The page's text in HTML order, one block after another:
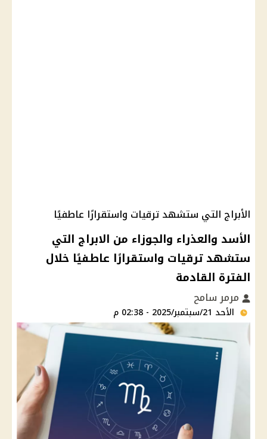
الأبراج التي ستشهد ترقيات واستقرارًا عاطفيًا
الأسد والعذراء والجوزاء من الابراج التي
ستشهد ترقيات واستقرارًا عاطفيًا خلال
الفترة القادمة
مرمر سامح
الأحد 21/سبتمبر/2025 - 02:38 م